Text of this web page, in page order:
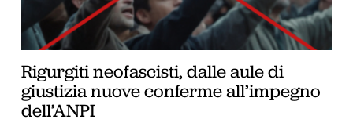
Rigurgiti neofascisti, dalle aule di
giustizia nuove conferme all’impegno
dell’ANPI